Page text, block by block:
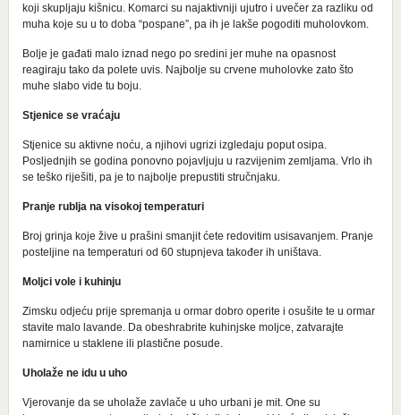
koji skupljaju kišnicu. Komarci su najaktivniji ujutro i uvečer za razliku od
muha koje su u to doba “pospane”, pa ih je lakše pogoditi muholovkom.
Bolje je gađati malo iznad nego po sredini jer muhe na opasnost
reagiraju tako da polete uvis. Najbolje su crvene muholovke zato što
muhe slabo vide tu boju.
Stjenice se vraćaju
Stjenice su aktivne noću, a njihovi ugrizi izgledaju poput osipa.
Posljednjih se godina ponovno pojavljuju u razvijenim zemljama. Vrlo ih
se teško riješiti, pa je to najbolje prepustiti stručnjaku.
Pranje rublja na visokoj temperaturi
Broj grinja koje žive u prašini smanjit ćete redovitim usisavanjem. Pranje
posteljine na temperaturi od 60 stupnjeva također ih uništava.
Moljci vole i kuhinju
Zimsku odjeću prije spremanja u ormar dobro operite i osušite te u ormar
stavite malo lavande. Da obeshrabrite kuhinjske moljce, zatvarajte
namirnice u staklene ili plastične posude.
Uholaže ne idu u uho
Vjerovanje da se uholaže zavlače u uho urbani je mit. One su